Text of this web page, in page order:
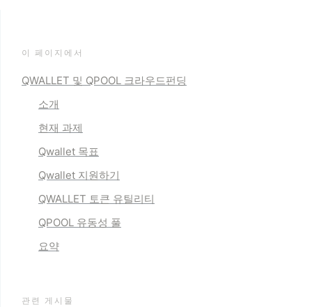
이 페이지에서
QWALLET 및 QPOOL 크라우드펀딩
소개
현재 과제
Qwallet 목표
Qwallet 지원하기
QWALLET 토큰 유틸리티
QPOOL 유동성 풀
요약
관련 게시물